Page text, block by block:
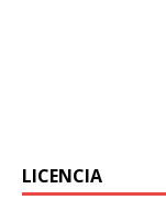
LICENCIA